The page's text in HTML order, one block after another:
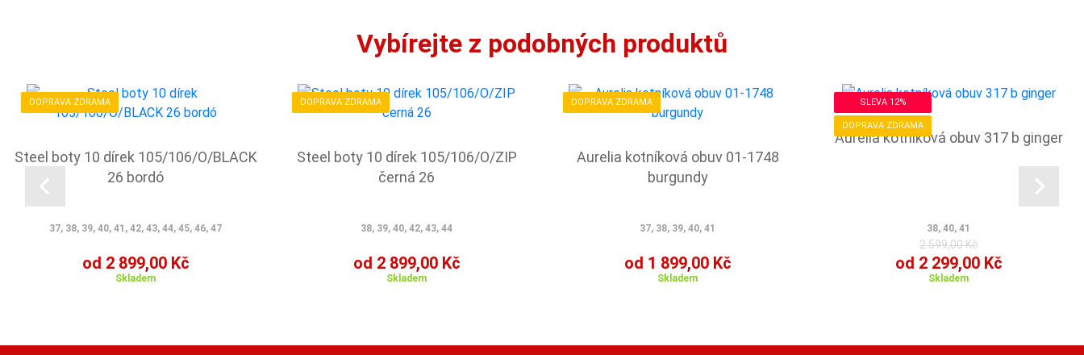
Vybírejte z podobných produktů
DOPRAVA ZDRAMA
Steel boty 10 dírek 105/106/O/BLACK
26 bordó
37, 38, 39, 40, 41, 42, 43, 44, 45, 46, 47
od 2 899,00 Kč
Skladem
DOPRAVA ZDRAMA
Steel boty 10 dírek 105/106/O/ZIP
černá 26
38, 39, 40, 42, 43, 44
od 2 899,00 Kč
Skladem
DOPRAVA ZDRAMA
Aurelia kotníková obuv 01-1748
burgundy
37, 38, 39, 40, 41
od 1 899,00 Kč
Skladem
SLEVA 12%
DOPRAVA ZDRAMA
Aurelia kotníková obuv 317 b ginger
38, 40, 41
2 599,00 Kč
od 2 299,00 Kč
Skladem